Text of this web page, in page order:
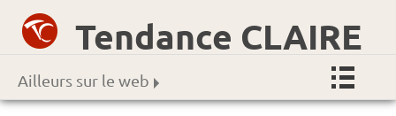
Tendance CLAIRE
Ailleurs sur le web